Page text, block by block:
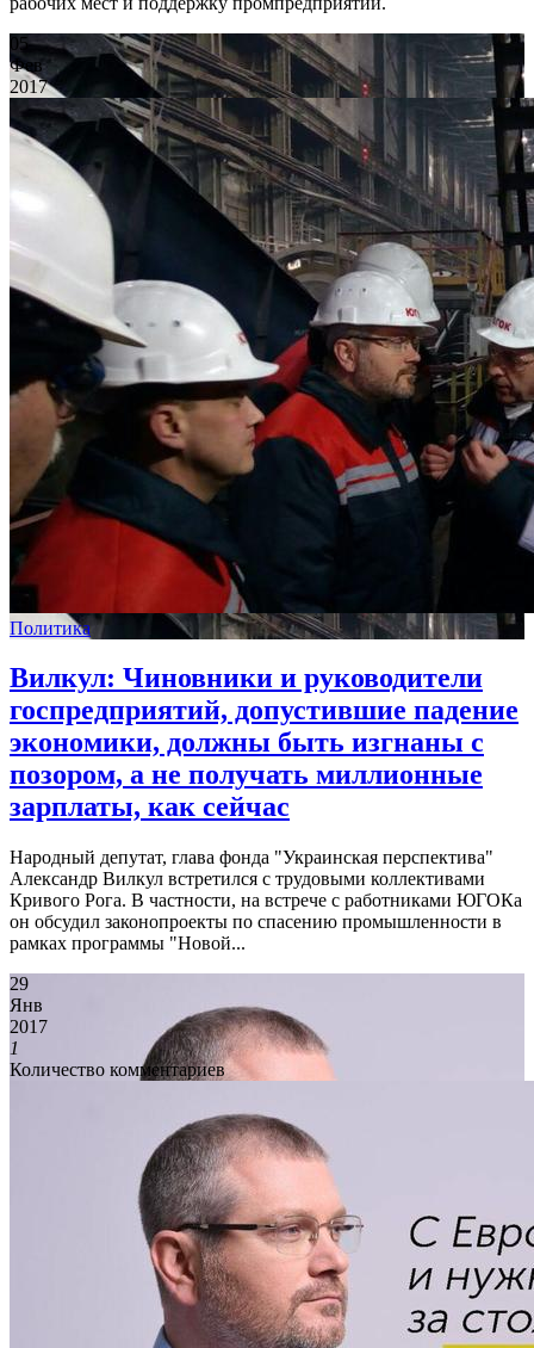
05
Фев
2017
Политика
Вилкул: Чиновники и руководители
госпредприятий, допустившие падение
экономики, должны быть изгнаны с
позором, а не получать миллионные
зарплаты, как сейчас
Народный депутат, глава фонда "Украинская перспектива"
Александр Вилкул встретился с трудовыми коллективами
Кривого Рога. В частности, на встрече с работниками ЮГОКа
он обсудил законопроекты по спасению промышленности в
рамках программы "Новой...
29
Янв
2017
1
Количество комментариев